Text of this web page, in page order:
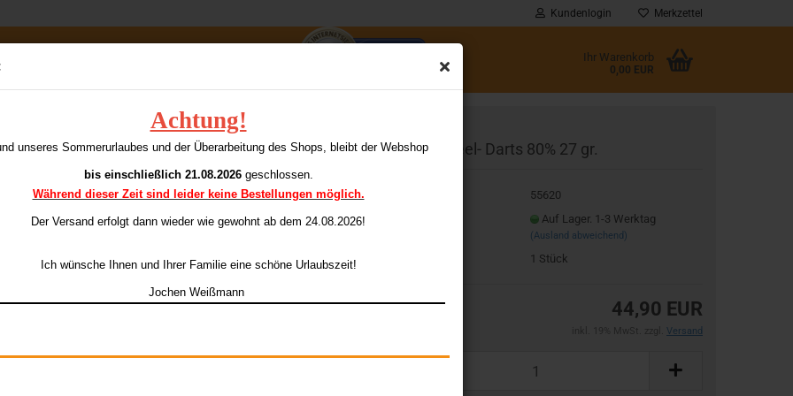
Achtung!
unseres Sommerurlaubes und der Überarbeitung des Shops, bleibt der Webshop
bis einschließlich 21.08.2026geschlossen.
Während dieser Zeit sind leider keine Bestellungen möglich.
Der Versand erfolgt dann wieder wie gewohnt ab dem 24.08.2026!
Ich wünsche Ihnen und Ihrer Familie eine schöne Urlaubszeit!
Jochen Weißmann
Kundenlogin
Passwort
Merkzettel
Ihr Warenkorb
0,00 EUR
80% 27 gr.
Kategorie Savage Steel- Darts 80% 27 gr.
55620
Auf Lager. 1-3 Werktag
(Ausland abweichend)
1 Stück
44,90 EUR
Versand